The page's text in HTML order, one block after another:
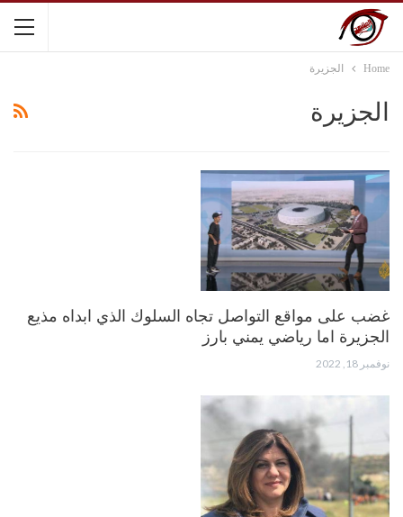
Home الجزيرة
الجزيرة
غضب على مواقع التواصل تجاه السلوك الذي ابداه مذيع
الجزيرة اما رياضي يمني بارز
نوفمبر 18, 2022